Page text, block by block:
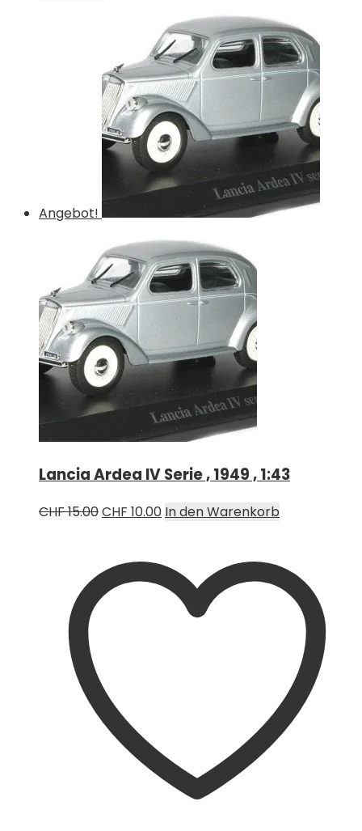
Angebot!
Lancia Ardea IV Serie , 1949 , 1:43
CHF15.00Ursprünglicher
CHF 15.00
CHF 10.00Aktueller
CHF 10.00.
In den Warenkorb